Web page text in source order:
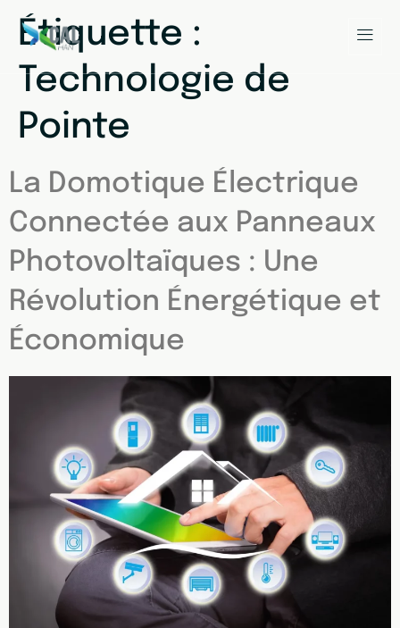
Étiquette :
Technologie de
Pointe
La Domotique Électrique
Connectée aux Panneaux
Photovoltaïques : Une
Révolution Énergétique et
Économique